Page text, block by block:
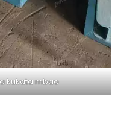
kukata mbao